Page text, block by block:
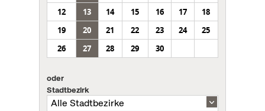
12
13 14 15 16 17
18
19
20 21 22 23 24
25
26
27 28 29 30
oder
Stadtbezirk